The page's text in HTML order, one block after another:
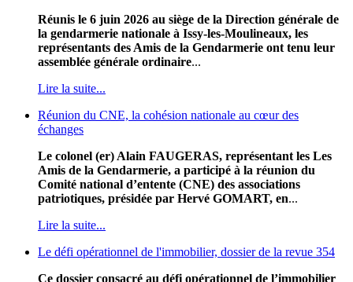
Réunis le 6 juin 2026 au siège de la Direction générale de
la gendarmerie nationale à Issy-les-Moulineaux, les
représentants des Amis de la Gendarmerie ont tenu leur
assemblée générale ordinaire...
Lire la suite...
Réunion du CNE, la cohésion nationale au cœur des
échanges
Le colonel (er) Alain FAUGERAS, représentant les Les
Amis de la Gendarmerie, a participé à la réunion du
Comité national d’entente (CNE) des associations
patriotiques, présidée par Hervé GOMART, en...
Lire la suite...
Le défi opérationnel de l'immobilier, dossier de la revue 354
Ce dossier consacré au défi opérationnel de l’immobilier